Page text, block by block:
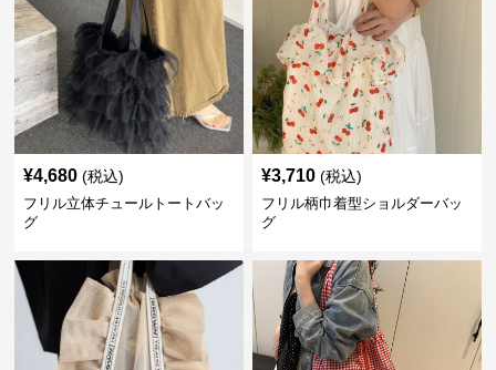
¥4,680 (税込)
フリル立体チュールトートバッ
グ
¥3,710 (税込)
フリル柄巾着型ショルダーバッ
グ